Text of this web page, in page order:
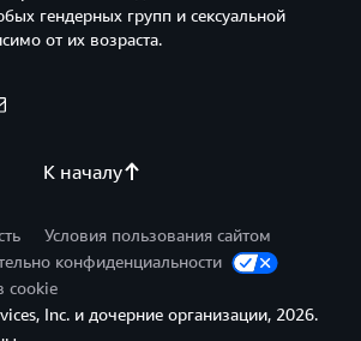
К началу
гендерных групп и сексуальной
от их возраста.
Условия пользования сайтом
конфиденциальности
cookie
Inc. и дочерние организации, 2026.